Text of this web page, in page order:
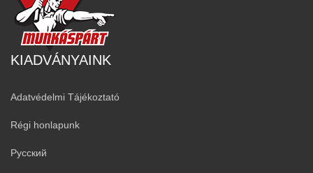
KIADVÁNYAINK
Adatvédelmi Tájékoztató
Régi honlapunk
Русский